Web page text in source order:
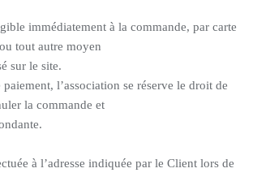
immédiatement à la commande, par carte
tout autre moyen
sur le site.
l’association se réserve le droit de
la commande et
à l’adresse indiquée par le Client lors de